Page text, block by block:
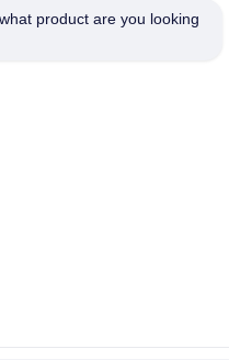
product are you looking